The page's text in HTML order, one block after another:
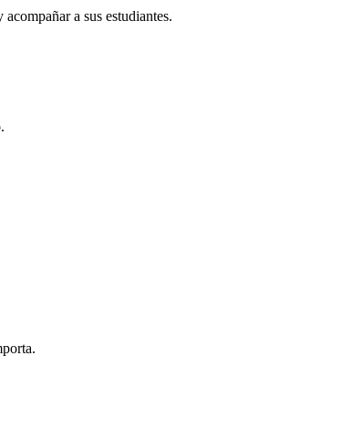
a sus estudiantes.